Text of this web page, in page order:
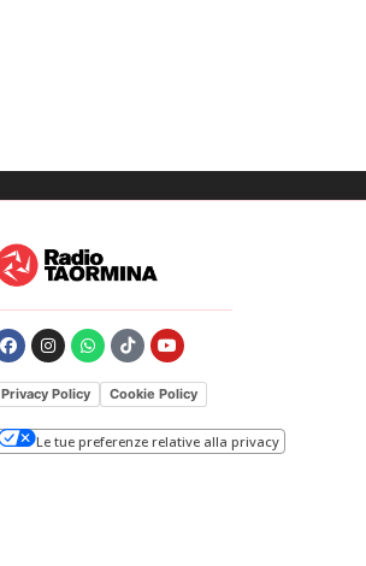
Privacy Policy Cookie Policy
Le tue preferenze relative alla privacy